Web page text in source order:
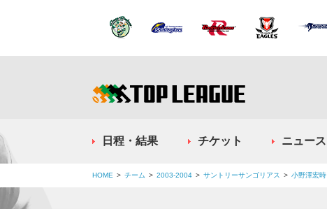
日程・結果 チケット ニュース
HOME チーム 2003-2004 サントリーサンゴリアス 小野澤宏時